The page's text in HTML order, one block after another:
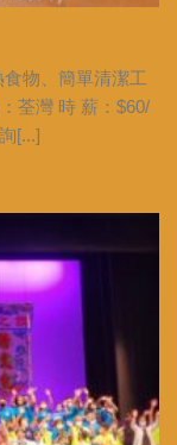
物、簡單清潔工
荃灣 時 薪：$60/
[...]